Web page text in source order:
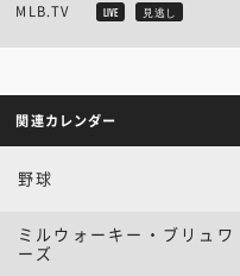
MLB.TV LIVE 見逃し
関連カレンダー
野球
ミルウォーキー・ブリュワ
ーズ